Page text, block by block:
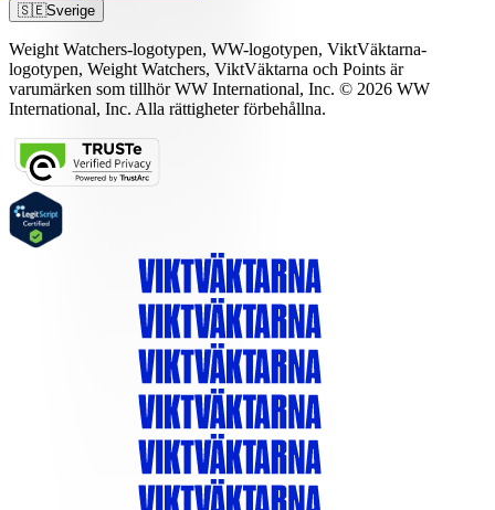
🇸🇪Sverige
Weight Watchers-logotypen, WW-logotypen, ViktVäktarna-
logotypen, Weight Watchers, ViktVäktarna och Points är
varumärken som tillhör WW International, Inc. © 2026 WW
International, Inc. Alla rättigheter förbehållna.